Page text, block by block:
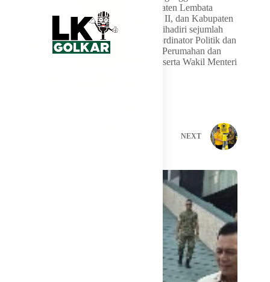
didominasi daerah asal NTT, yakni Kabupaten Lembata
sebagai Terbaik I, Kabupaten Alor Terbaik II, dan Kabupaten
Sikka Terbaik III. Kegiatan tersebut turut dihadiri sejumlah
pejabat nasional, di antaranya Menteri Koordinator Politik dan
Keamanan RI Djamari Chaniago, Menteri Perumahan dan
Kawasan Permukiman RI Maruarar Sirait, serta Wakil Menteri
NEXT